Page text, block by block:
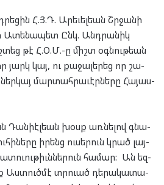
Հ.Յ.Դ. Արե­ւել­եան Շրջա­նի
Ատե­նա­պետ Ընկ. Անդ­րա­նիկ
թէ Հ.Օ.Մ.-ը միշտ օգ­նու­թեան
յարկ կայ, ու քա­ջա­լե­րեց որ շա­
ներ­կայ մար­տահ­րա­ւէր­նե­րը Հայաս­
Դանի­էլ­եան խօսք առ­նե­լով գնա­
իրենց ու­սե­րուն կրած լայ­
հա­մար: Ան եզ­
Աս­տուծ­մէ տրուած դե­րա­կա­տա­